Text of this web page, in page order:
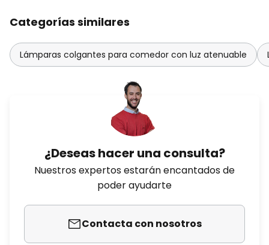
Categorías similares
Lámparas colgantes para comedor con luz atenuable
¿Deseas hacer una consulta?
Nuestros expertos estarán encantados de
poder ayudarte
Contacta con nosotros